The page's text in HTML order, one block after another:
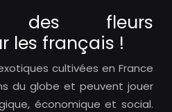
des fleurs
les français !
cultivées en France
du globe et peuvent jouer
économique et social.